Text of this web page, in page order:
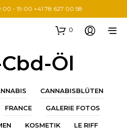
- 19:00 +41 78 627 00 58
0
Öl
CANNABISBLÜTEN
FRANCE GALERIE FOTOS
KOSMETIK LE RIFF